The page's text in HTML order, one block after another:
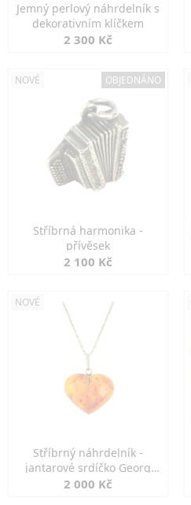
Jemný perlový náhrdelník s
dekorativním klíčkem
2 300 Kč
NOVÉ OBJEDNÁNO
Stříbrná harmonika -
přívěsek
2 100 Kč
NOVÉ
Stříbrný náhrdelník -
jantarové srdíčko Georg
Kramer
2 000 Kč